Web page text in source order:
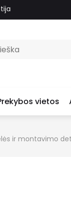
vietos
ir montavimo